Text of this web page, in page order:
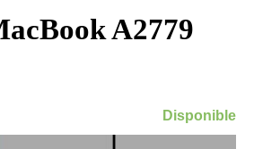
A2779
Disponible